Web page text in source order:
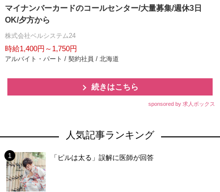
マイナンバーカードのコールセンター/大量募集/週休3日
OK/夕方から
株式会社ベルシステム24
時給1,400円～1,750円
アルバイト・パート / 契約社員 / 北海道
続きはこちら
sponsored by 求人ボックス
人気記事ランキング
「ピルは太る」誤解に医師が回答